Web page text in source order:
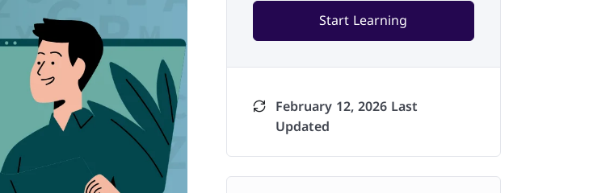
Start Learning
February 12, 2026 Last
Updated